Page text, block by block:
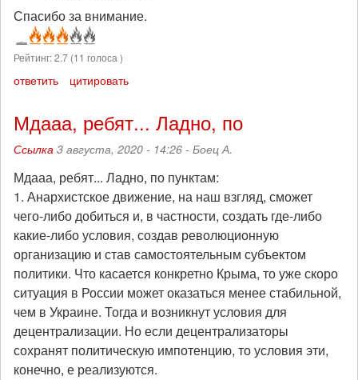
Спасибо за внимание.
Рейтинг:2.7 (11 голоса )
ответить цитировать
Мдааа, ребят... Ладно, по
Ссылка 3 августа, 2020 - 14:26 - Боец А.
Мдааа, ребят... Ладно, по пунктам:
1. Анархистское движение, на наш взгляд, сможет
чего-либо добиться и, в частности, создать где-либо
какие-либо условия, создав революционную
организацию и став самостоятельным субъектом
политики. Что касается конкретно Крыма, то уже скоро
ситуация в России может оказаться менее стабильной,
чем в Украине. Тогда и возникнут условия для
децентрализации. Но если децентрализаторы
сохранят политическую импотенцию, то условия эти,
конечно, е реализуются.